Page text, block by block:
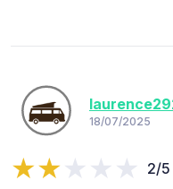
18/07/2025
2/5